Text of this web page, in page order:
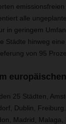
alle
in geringem
Städte hinweg
von 95
25 Städten,
Dublin,
Madrid, Malaga,